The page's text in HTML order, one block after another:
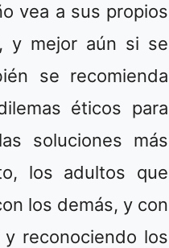
vea a sus propios
y mejor aún si se
se recomienda
éticos para
soluciones más
los adultos que
los demás, y con
reconociendo los